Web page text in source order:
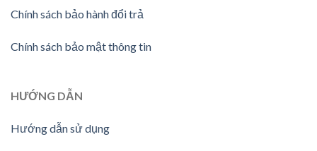
Chính sách bảo hành đổi trả
Chính sách bảo mật thông tin
HƯỚNG DẪN
Hướng dẫn sử dụng